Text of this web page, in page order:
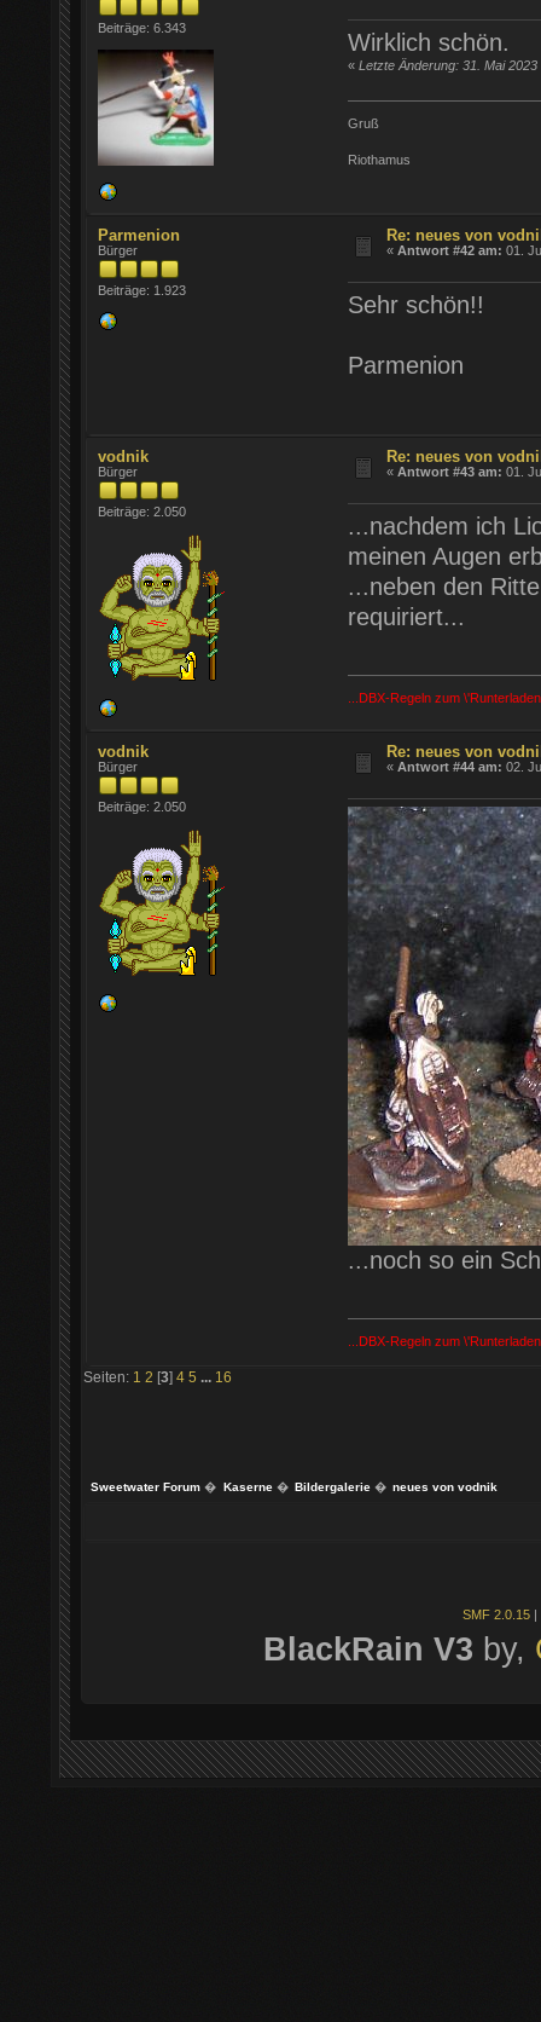
Beiträge: 6.343
Wirklich schön.
« Letzte Änderung: 31. Mai
Gruß
Riothamus
Parmenion
Bürger
Beiträge: 1.923
Re: neues von
«Antwort #42 am: 01.
Sehr schön!!
Parmenion
vodnik
Bürger
Beiträge: 2.050
Re: neues von
«Antwort #43 am: 01.
...nachdem ich
meinen Augen
...neben den
requiriert...
...DBX-Regeln zum
vodnik
Bürger
Beiträge: 2.050
Re: neues von
«Antwort #44 am: 02.
...noch so ein
...DBX-Regeln zum
Seiten: 1 2 [3] 4 5 ... 16
Sweetwater Forum � Kaserne� Bildergalerie� neues von vodnik
SMF 2.0.15 |
BlackRain V3 by,